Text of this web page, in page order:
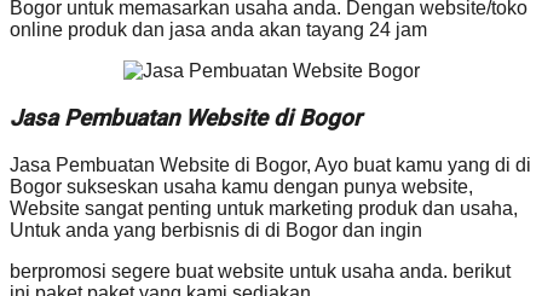
Bogor untuk memasarkan usaha anda. Dengan website/toko
online produk dan jasa anda akan tayang 24 jam
Jasa Pembuatan Website di Bogor
Jasa Pembuatan Website di Bogor, Ayo buat kamu yang di di
Bogor sukseskan usaha kamu dengan punya website,
Website sangat penting untuk marketing produk dan usaha,
Untuk anda yang berbisnis di di Bogor dan ingin
berpromosi segere buat website untuk usaha anda. berikut